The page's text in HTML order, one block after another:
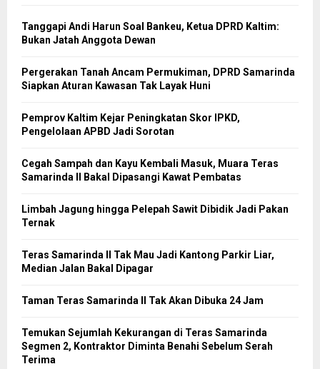
Tanggapi Andi Harun Soal Bankeu, Ketua DPRD Kaltim:
Bukan Jatah Anggota Dewan
Pergerakan Tanah Ancam Permukiman, DPRD Samarinda
Siapkan Aturan Kawasan Tak Layak Huni
Pemprov Kaltim Kejar Peningkatan Skor IPKD,
Pengelolaan APBD Jadi Sorotan
Cegah Sampah dan Kayu Kembali Masuk, Muara Teras
Samarinda II Bakal Dipasangi Kawat Pembatas
Limbah Jagung hingga Pelepah Sawit Dibidik Jadi Pakan
Ternak
Teras Samarinda II Tak Mau Jadi Kantong Parkir Liar,
Median Jalan Bakal Dipagar
Taman Teras Samarinda II Tak Akan Dibuka 24 Jam
Temukan Sejumlah Kekurangan di Teras Samarinda
Segmen 2, Kontraktor Diminta Benahi Sebelum Serah
Terima